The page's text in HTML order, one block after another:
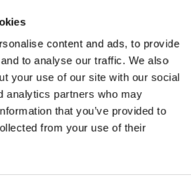
content and ads, to provide
to analyse our traffic. We also
your use of our site with our social
analytics partners who may
that you’ve provided to
from your use of their
état
a French cut. Sheer mesh. Lined
front the Biancaneve B-logo
crystals. Designed and
new, flawless, unused condition.
and it fits). Sold on their site for €119.
Protection acheteur